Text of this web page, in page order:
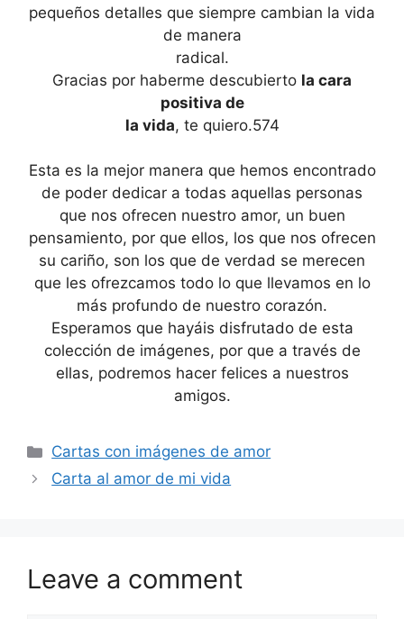
pequeños detalles que siempre cambian la vida
de manera
radical.
Gracias por haberme descubierto la cara
positiva de
la vida, te quiero.574
Esta es la mejor manera que hemos encontrado
de poder dedicar a todas aquellas personas
que nos ofrecen nuestro amor, un buen
pensamiento, por que ellos, los que nos ofrecen
su cariño, son los que de verdad se merecen
que les ofrezcamos todo lo que llevamos en lo
más profundo de nuestro corazón.
Esperamos que hayáis disfrutado de esta
colección de imágenes, por que a través de
ellas, podremos hacer felices a nuestros
amigos.
Categories
Cartas con imágenes de amor
Carta al amor de mi vida
Leave a comment